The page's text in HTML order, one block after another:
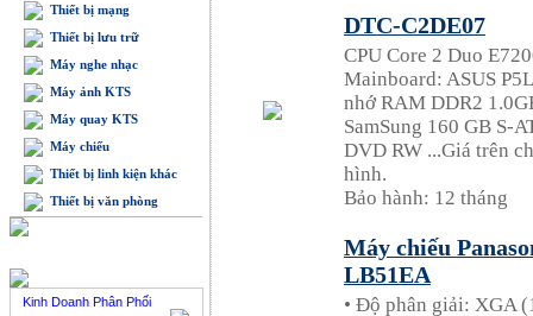
Thiết bị mạng
Thiết bị lưu trữ
Máy nghe nhạc
Máy ảnh KTS
Máy quay KTS
Máy chiếu
Thiết bị linh kiện khác
Thiết bị văn phòng
Kinh Doanh Phân Phối
DTC-C2DE07
CPU Core 2 Duo
Mainboard: ASUS
nhớ RAM DDR2
SamSung 160 GB S-
DVD RW ...Giá trên
hình.
Bảo hành: 12 tháng
Máy chiếu
LB51EA
• Độ phân giải: XGA